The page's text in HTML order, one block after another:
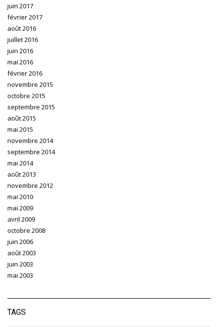
juin 2017
février 2017
août 2016
juillet 2016
juin 2016
mai 2016
février 2016
novembre 2015
octobre 2015
septembre 2015
août 2015
mai 2015
novembre 2014
septembre 2014
mai 2014
août 2013
novembre 2012
mai 2010
mai 2009
avril 2009
octobre 2008
juin 2006
août 2003
juin 2003
mai 2003
TAGS